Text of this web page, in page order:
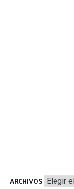
ARCHIVOS Archivos